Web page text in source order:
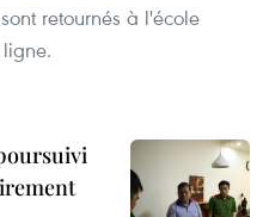
retournés à l'école